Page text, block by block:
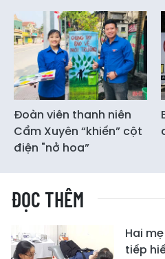
Đoàn viên thanh niên
Cẩm Xuyên “khiến” cột
điện "nở hoa”
ĐỌC THÊM
Hai
tiếp